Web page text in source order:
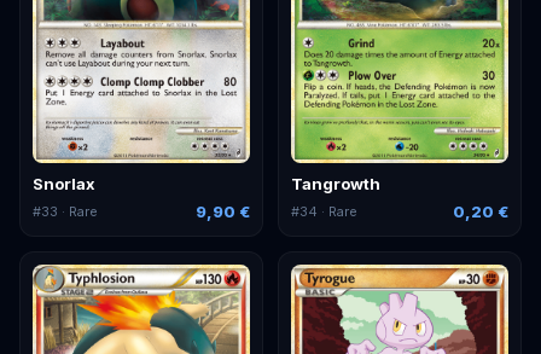
Snorlax
#33 · Rare 9,90 €
Tangrowth
#34 · Rare 0,20 €